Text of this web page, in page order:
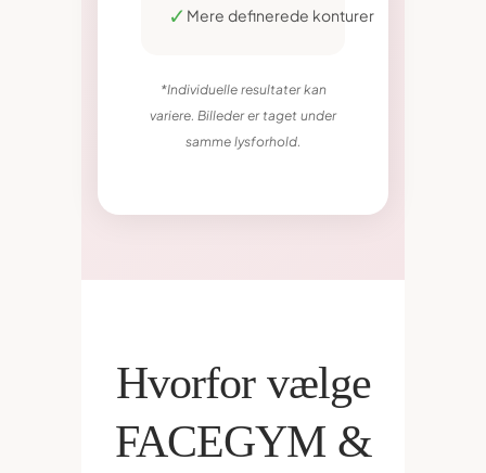
✓ Mere definerede konturer
*Individuelle resultater kan
variere. Billeder er taget under
samme lysforhold.
Hvorfor vælge
FACEGYM &